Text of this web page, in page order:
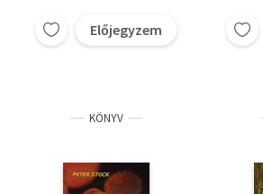
Előjegyzem
KÖNYV